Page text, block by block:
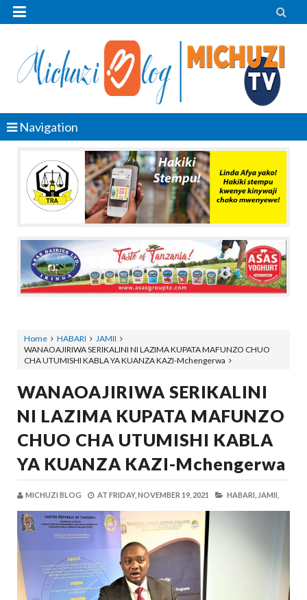
 
Navigation
Home HABARI
JAMII
WANAOAJIRIWA SERIKALINI NI LAZIMA KUPATA MAFUNZO CHUO
CHA UTUMISHI KABLA YA KUANZA KAZI-Mchengerwa
WANAOAJIRIWA SERIKALINI
NI LAZIMA KUPATA MAFUNZO
CHUO CHA UTUMISHI KABLA
YA KUANZA KAZI-Mchengerwa
MICHUZI BLOG AT FRIDAY, NOVEMBER 19, 2021 HABARI, JAMII,